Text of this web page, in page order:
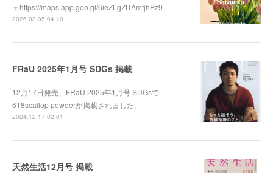
ェhttps://maps.app.goo.gl/6ieZLgZtTAmfjhPz9
2026.03.05 04:10
FRaU 2025年1月号 SDGs 掲載
12月17日発売、FRaU 2025年1月号 SDGsで
618scallop powderが掲載されました。
2024.12.17 02:01
天然生活12月号 掲載